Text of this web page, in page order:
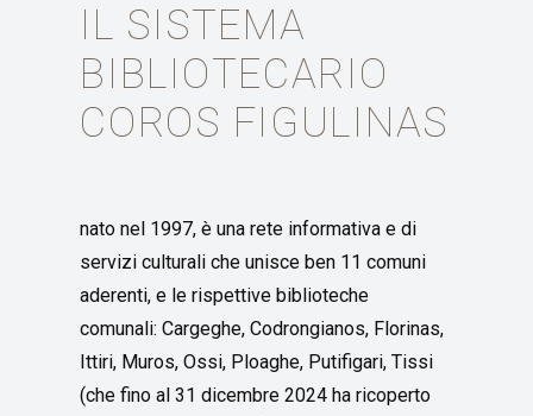
IL SISTEMA
BIBLIOTECARIO
COROS FIGULINAS
nato nel 1997, è una rete informativa e di
servizi culturali che unisce ben 11 comuni
aderenti, e le rispettive biblioteche
comunali: Cargeghe, Codrongianos, Florinas,
Ittiri, Muros, Ossi, Ploaghe, Putifigari,Tissi
(chefino al 31 dicembre 2024 ha ricoperto